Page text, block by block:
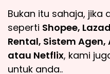
Bukan itu sahaja, jika
seperti Shopee,
Rental, Sistem
atau Netflix, kami
untuk anda..